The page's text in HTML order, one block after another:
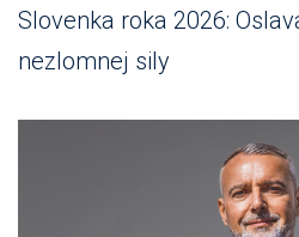
Slovenka roka 2026:
nezlomnej sily